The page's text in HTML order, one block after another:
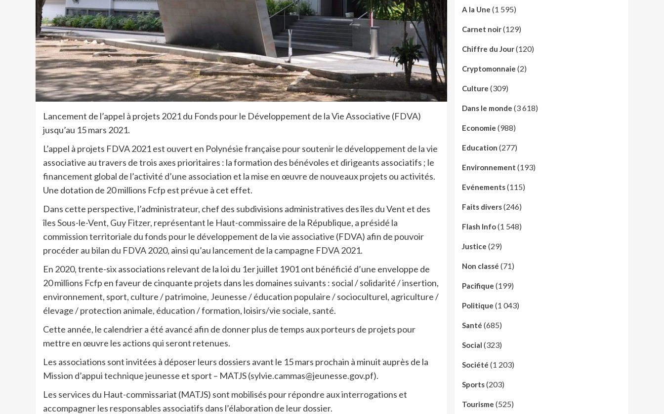
Lancement de l’appel à projets 2021 du Fonds pour le Développement de la Vie Associative (FDVA)
jusqu’au 15 mars 2021.
L’appel à projets FDVA 2021 est ouvert en Polynésie française pour soutenir le développement de la vie
associative au travers de trois axes prioritaires : la formation des bénévoles et dirigeants associatifs ; le
financement global de l’activité d’une association et la mise en œuvre de nouveaux projets ou activités.
Une dotation de 20 millions Fcfp est prévue à cet effet.
Dans cette perspective, l’administrateur, chef des subdivisions administratives des îles du Vent et des
îles Sous-le-Vent, Guy Fitzer, représentant le Haut-commissaire de la République, a présidé la
commission territoriale du fonds pour le développement de la vie associative (FDVA) afin de pouvoir
procéder au bilan du FDVA 2020, ainsi qu’au lancement de la campagne FDVA 2021.
En 2020, trente-six associations relevant de la loi du 1er juillet 1901 ont bénéficié d’une enveloppe de
20 millions Fcfp en faveur de cinquante projets dans les domaines suivants : social / solidarité / insertion,
environnement, sport, culture / patrimoine, Jeunesse / éducation populaire / socioculturel, agriculture /
élevage / protection animale, éducation / formation, loisirs/vie sociale, santé.
Cette année, le calendrier a été avancé afin de donner plus de temps aux porteurs de projets pour
mettre en œuvre les actions qui seront retenues.
Les associations sont invitées à déposer leurs dossiers avant le 15 mars prochain à minuit auprès de la
Mission d’appui technique jeunesse et sport – MATJS (sylvie.cammas@jeunesse.gov.pf).
Les services du Haut-commissariat (MATJS) sont mobilisés pour répondre aux interrogations et
accompagner les responsables associatifs dans l’élaboration de leur dossier.
A la Une (1 595)
Carnet noir(129)
Chiffre du Jour(120)
Cryptomonnaie (2)
Culture (309)
Dans le monde (3 618)
Economie (988)
Education (277)
Environnement (193)
Evénements(115)
Faits divers(246)
Flash Info(1 548)
Justice (29)
Non classé (71)
Pacifique (199)
Politique (1 043)
Santé (685)
Social (323)
Société (1 203)
Sports(203)
Tourisme (525)